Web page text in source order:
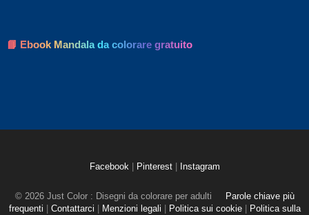
📘 Ebook Mandala da colorare gratuito
Facebook Pinterest Instagram
© 2026 Just Color : Disegni da colorare per adulti
Parole chiave più
frequenti
Contattarci Menzioni legali Politica sui cookie
Politica sulla